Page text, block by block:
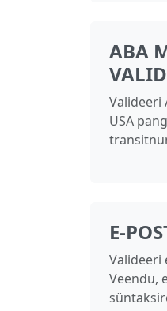
ABA
Valideeri
USA
Valideeri
Veendu,